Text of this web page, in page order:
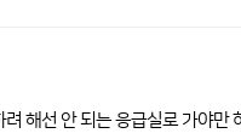
해선 안 되는 응급실로 가야만